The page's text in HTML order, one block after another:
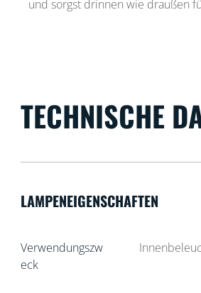
und sorgst drinnen wie draußen
TECHNISCHE
LAMPENEIGENSCHAFTEN
Verwendungszw
eck